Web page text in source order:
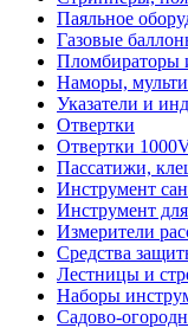
Паяльное
Газовые
Пломбираторы
Наморы,
Указатели и
Отвертки
Отвертки
Пассатижи,
Инструмент
Инструмент
Измерители
Средства
Лестницы и
Наборы
Садово-